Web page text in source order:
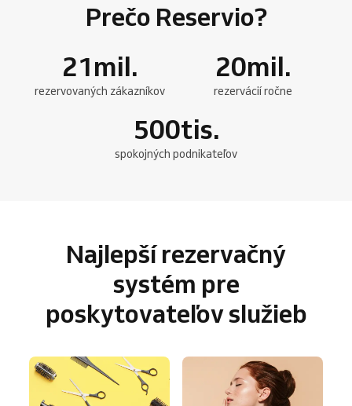
Prečo Reservio?
21mil.
rezervovaných zákazníkov
20mil.
rezervácií ročne
500tis.
spokojných podnikateľov
Najlepší rezervačný
systém pre
poskytovateľov služieb